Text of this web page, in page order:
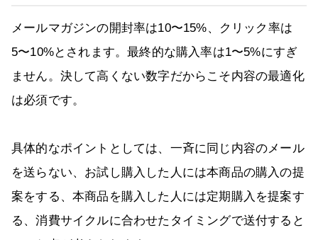
メールマガジンの開封率は10〜15%、クリック率は
5〜10%とされます。最終的な購入率は1〜5%にすぎ
ません。決して高くない数字だからこそ内容の最適化
は必須です。
具体的なポイントとしては、一斉に同じ内容のメール
を送らない、お試し購入した人には本商品の購入の提
案をする、本商品を購入した人には定期購入を提案す
る、消費サイクルに合わせたタイミングで送付すると